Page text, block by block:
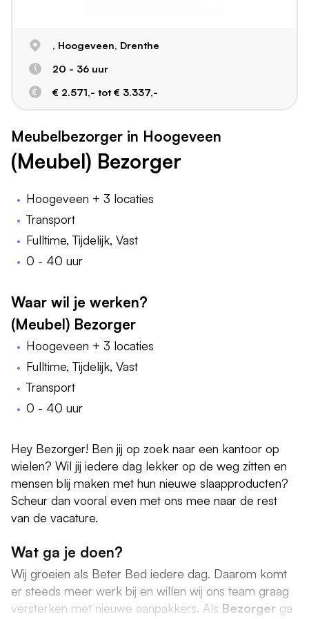
, Hoogeveen, Drenthe
20 - 36 uur
€ 2.571,- tot € 3.337,-
Meubelbezorger in Hoogeveen
(Meubel) Bezorger
Hoogeveen + 3 locaties
Transport
Fulltime, Tijdelijk, Vast
0 - 40 uur
Waar wil je werken?
(Meubel) Bezorger
Hoogeveen + 3 locaties
Fulltime, Tijdelijk, Vast
Transport
0 - 40 uur
Hey Bezorger! Ben jij op zoek naar een kantoor op
wielen? Wil jij iedere dag lekker op de weg zitten en
mensen blij maken met hun nieuwe slaapproducten?
Scheur dan vooral even met ons mee naar de rest
van de vacature.
Wat ga je doen?
Wij groeien als Beter Bed iedere dag. Daarom komt
er steeds meer werk bij en willen wij ons team graag
versterken met nieuwe aanpakkers. Als Bezorger ga